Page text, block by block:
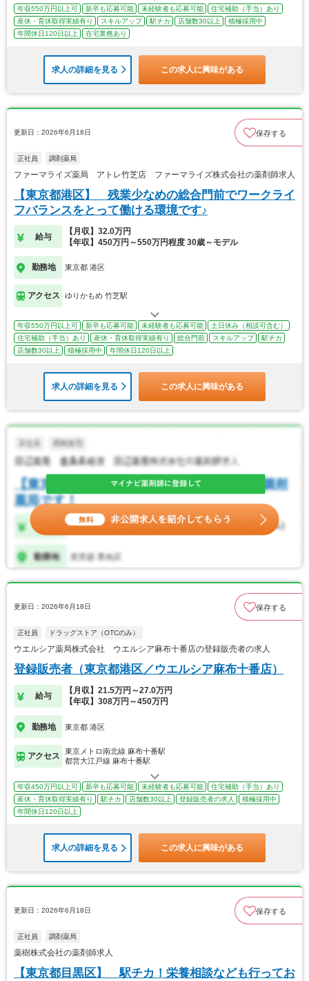
年収550万円以上可 新卒も応募可能 未経験者も応募可能
住宅補助（手当）あり
産休・育休取得実績有り
スキルアップ 駅チカ 店舗数30以上
積極採用中
年間休日120日以上
在宅業務あり
求人の詳細を見る この求人に興味がある
更新日：2026年6月18日 保存する
正社員 調剤薬局
ファーマライズ薬局 アトレ竹芝店 ファーマライズ株式会社の薬剤師求人
【東京都港区】 残業少なめの総合門前でワークライ
フバランスをとって働ける環境です♪
給与
【月収】32.0万円
【年収】450万円～550万円程度 30歳～モデル
勤務地 東京都 港区
アクセス ゆりかもめ 竹芝駅
年収550万円以上可 新卒も応募可能 未経験者も応募可能
土日休み（相談可含む）
住宅補助（手当）あり
産休・育休取得実績有り 総合門前 スキルアップ
駅チカ
店舗数30以上
積極採用中 年間休日120日以上
求人の詳細を見る この求人に興味がある
更新日：2026年6月18日 保存する
正社員 ドラッグストア（OTCのみ）
ウエルシア薬局株式会社 ウエルシア麻布十番店の登録販売者の求人
登録販売者（東京都港区／ウエルシア麻布十番店）
給与
【月収】21.5万円～27.0万円
【年収】308万円～450万円
勤務地 東京都 港区
アクセス
東京メトロ南北線 麻布十番駅
都営大江戸線 麻布十番駅
年収450万円以上可 新卒も応募可能 未経験者も応募可能
住宅補助（手当）あり
産休・育休取得実績有り
駅チカ 店舗数30以上 登録販売者の求人
積極採用中
年間休日120日以上
求人の詳細を見る この求人に興味がある
更新日：2026年6月18日 保存する
正社員 調剤薬局
薬樹株式会社の薬剤師求人
【東京都目黒区】 駅チカ！栄養相談なども行ってお